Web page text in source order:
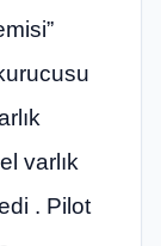
varlık
. Pilot